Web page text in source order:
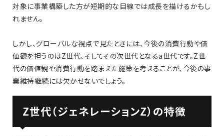
対象に事業構築した方が短期的な目線では成長を描けるかもし
れません。
しかし、グローバルな視点で見たときには、今後の消費行動や価
値観を担うのはZ世代、そしてその次世代となるa世代です。Z世
代の価値観や消費行動を踏まえた施策を考えることが、今後の事
業維持継続には欠かせないでしょう。
Z世代（ジェネレーションZ）の特徴